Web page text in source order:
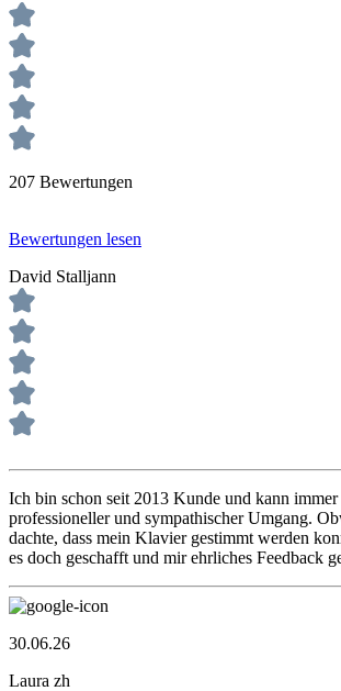
207 Bewertungen
Bewertungen lesen
David Stalljann
Ich bin schon seit 2013 Kunde und kann immer
professioneller und sympathischer Umgang.
dachte, dass mein Klavier gestimmt werden
es doch geschafft und mir ehrliches Feedback
30.06.26
Laura zh